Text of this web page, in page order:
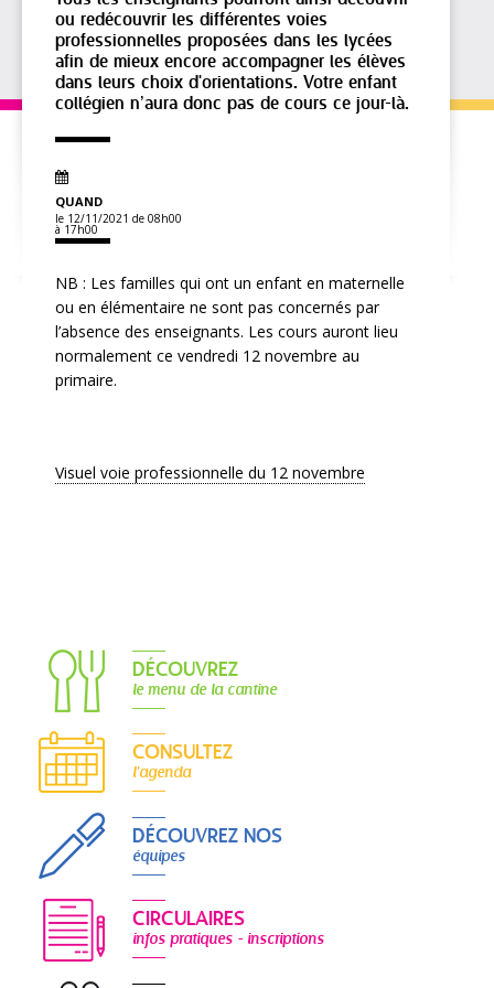
ou redécouvrir les différentes voies
professionnelles proposées dans les lycées
afin de mieux encore accompagner les élèves
dans leurs choix d'orientations. Votre enfant
collégien n’aura donc pas de cours ce jour-là.
QUAND
le 12/11/2021 de 08h00
à 17h00
NB : Les familles qui ont un enfant en maternelle
ou en élémentaire ne sont pas concernés par
l’absence des enseignants. Les cours auront lieu
normalement ce vendredi 12 novembre au
primaire.
Visuel voie professionnelle du 12 novembre
DÉCOUVREZ
le menu de la cantine
CONSULTEZ
l'agenda
DÉCOUVREZ NOS
équipes
CIRCULAIRES
infos pratiques - inscriptions